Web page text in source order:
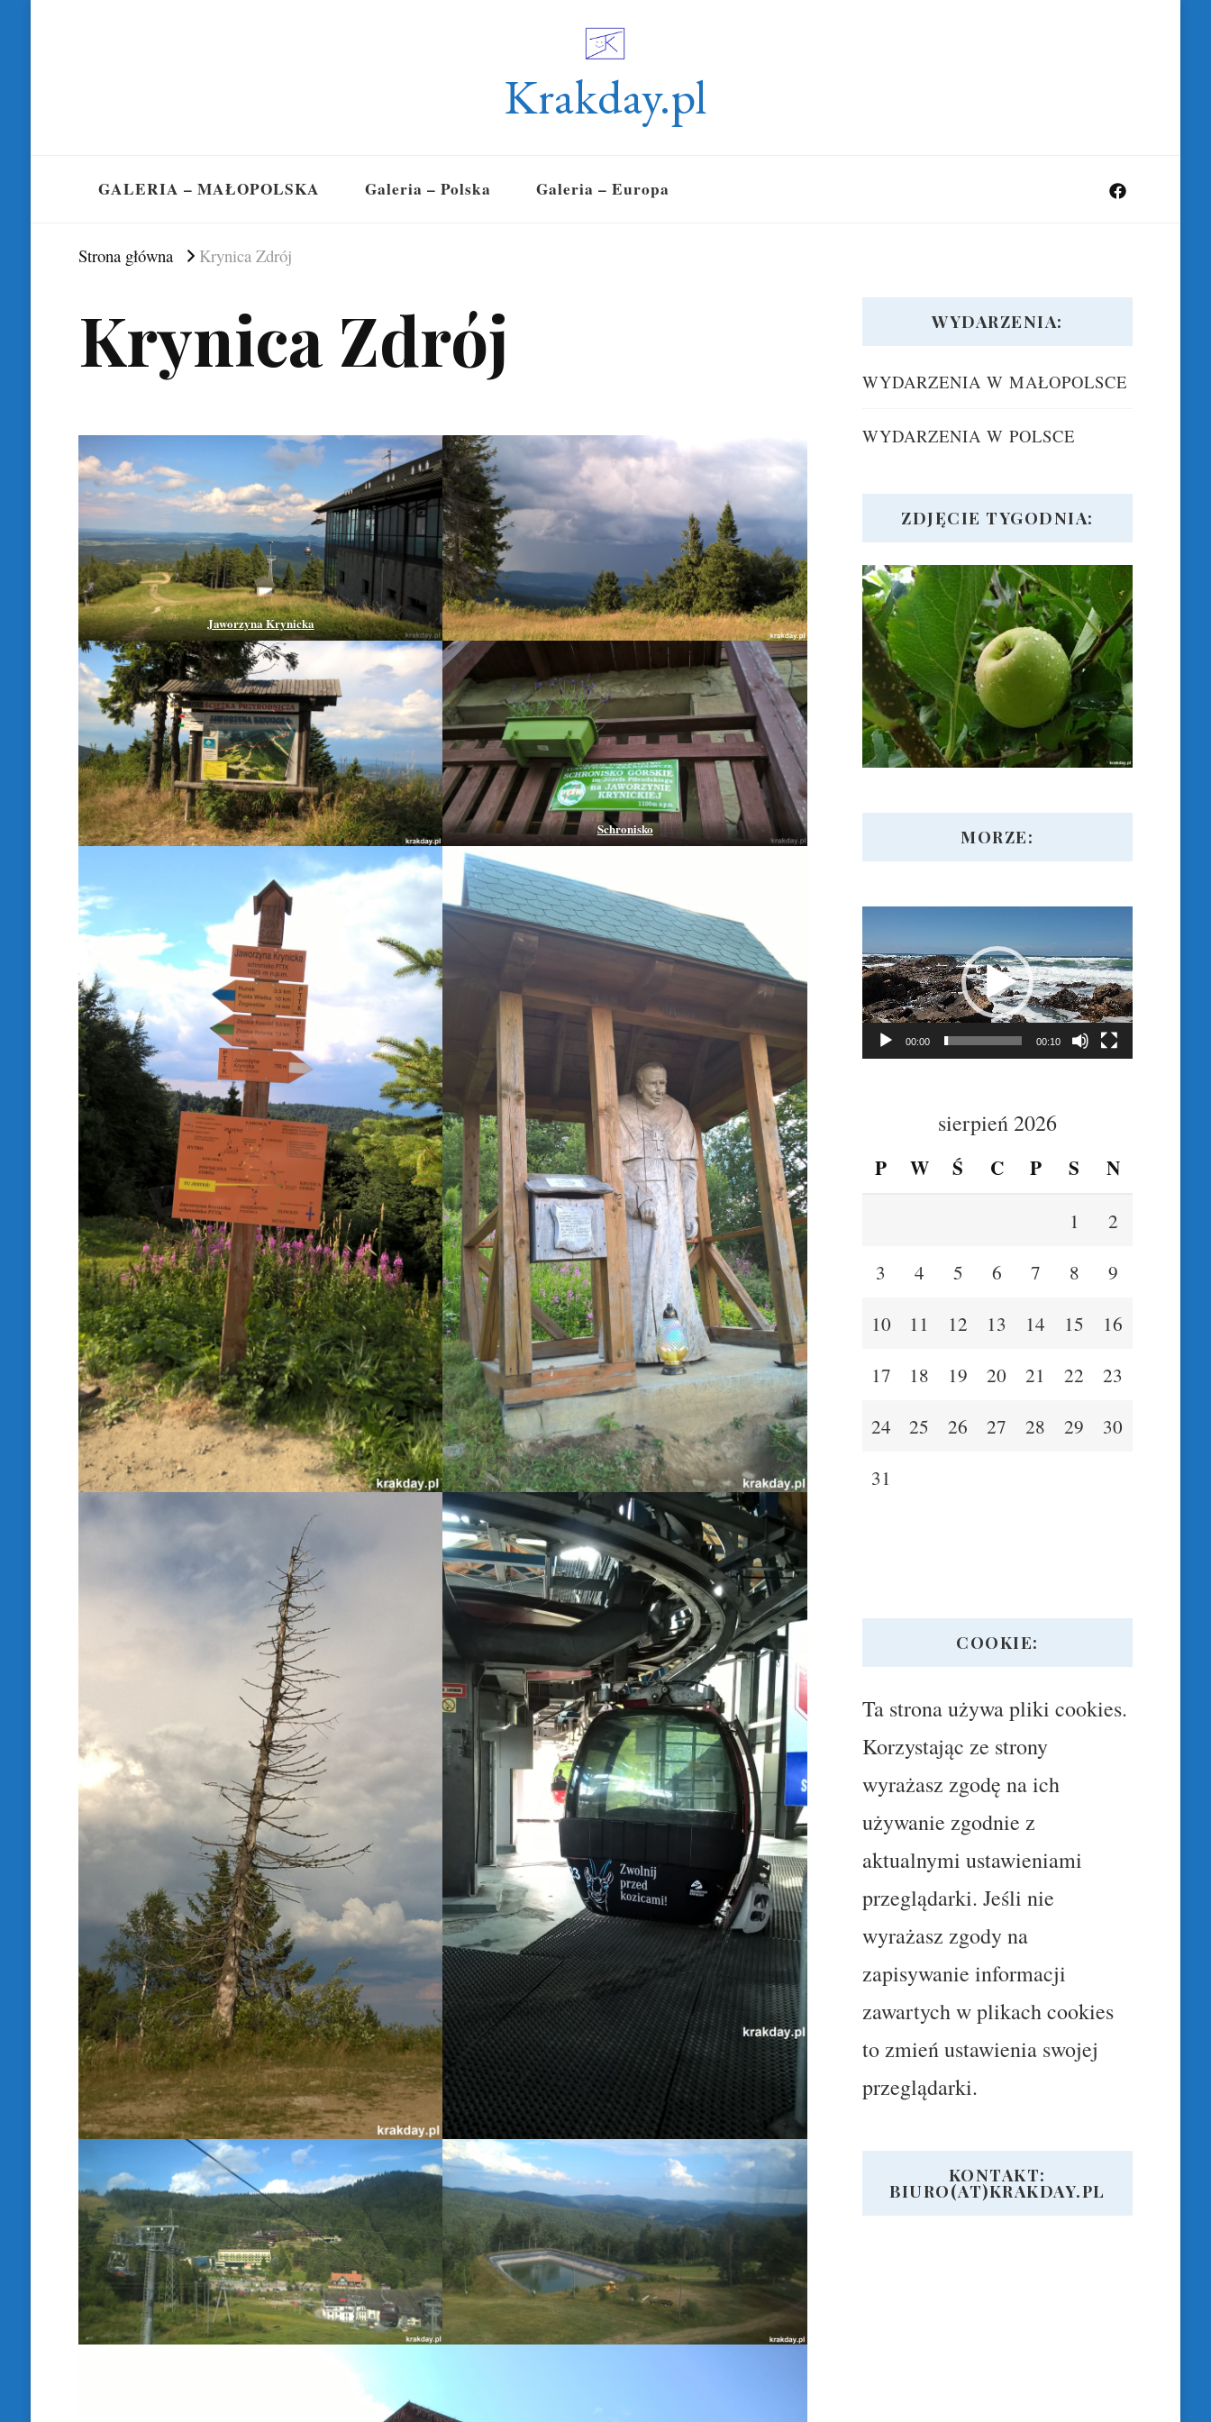
Krakday.pl
GALERIA – MAŁOPOLSKA Galeria – Polska Galeria – Europa
Strona główna Krynica Zdrój
Krynica Zdrój
Jaworzyna Krynicka
Schronisko
WYDARZENIA:
WYDARZENIA W MAŁOPOLSCE
WYDARZENIA W POLSCE
ZDJĘCIE TYGODNIA:
MORZE:
Odtwarzacz
video
00:00 00:10
sierpień 2026
P W Ś C P S N
1
2
3
4 5 6 7 8
9
10
11 12 13 14 15
16
17
18 19 20 21 22
23
24
25 26 27 28 29
30
31
COOKIE:
Ta strona używa pliki cookies.
Korzystając ze strony
wyrażasz zgodę na ich
używanie zgodnie z
aktualnymi ustawieniami
przeglądarki. Jeśli nie
wyrażasz zgody na
zapisywanie informacji
zawartych w plikach cookies
to zmień ustawienia swojej
przeglądarki.
KONTAKT:
BIURO(AT)KRAKDAY.PL